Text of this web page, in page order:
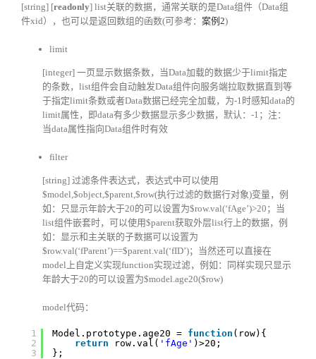
[string] [readonly] list关联的数据，通常关联的是Data组件（Data组
件xid），也可以是返回数组的函数(可参考： 案例2)
limit
[integer] 一页显示数据条数，当Data加载的数据少于limit指定
的条数，list组件会自动触发Data组件向服务端拉取数据直到等
于指定limit条数或者Data数据已经完全加载，为-1时感知data的
limit属性，即data有多少数据显示多少数据，默认：-1；注：
当data属性指向Data组件时有效
filter
[string] 过滤条件表达式，表达式中可以使用
$model,$object,$parent,$row(执行过滤的数据行对象)变量，例
如：只显示年龄大于20的可以设置为$row.val(‘fAge’)>20；当
list组件嵌套时，可以使用$parent获取外层list行上的数据，例
如：显示和主关联的子数据可以设置为
$row.val(‘fParent’)==$parent.val(‘fID’)；当然还可以直接在
model上自定义实现function实现过滤，例如：同样实现只显示
年龄大于20的可以设置为$model.age20($row)
model代码：
1
2
3
Model.prototype.age20 = function (row){
return
row.val( 'fAge' )>20;
};